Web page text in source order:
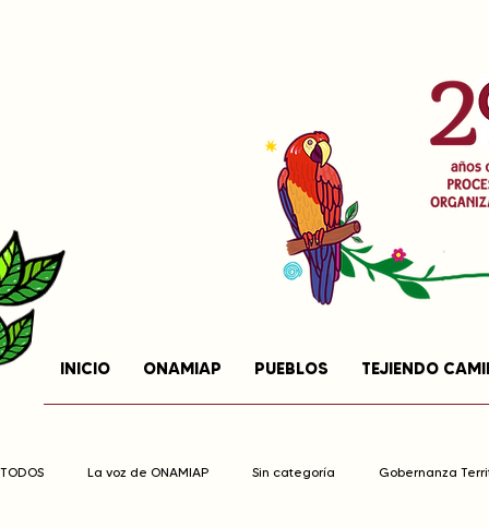
INICIO ONAMIAP PUEBLOS TEJIENDO
TODOS La voz de ONAMIAP Sin categoría Gobernanza